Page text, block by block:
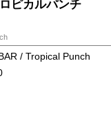
ピカルパンチ
/ Tropical Punch